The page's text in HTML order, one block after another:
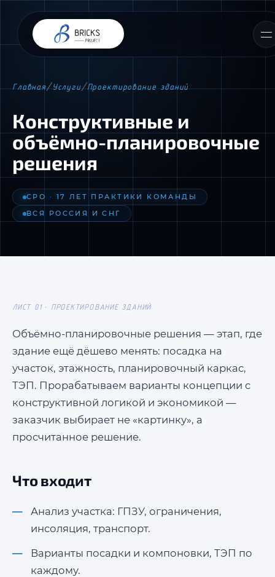
Отправить →
Главная/Услуги/Проектирование зданий
Конструктивные и
объёмно-планировочные
решения
СРО · 17 ЛЕТ ПРАКТИКИ КОМАНДЫ
ВСЯ РОССИЯ И СНГ
ЛИСТ 01 · ПРОЕКТИРОВАНИЕ ЗДАНИЙ
Объёмно-планировочные решения — этап, где
здание ещё дёшево менять: посадка на
участок, этажность, планировочный каркас,
ТЭП. Прорабатываем варианты концепции с
конструктивной логикой и экономикой —
заказчик выбирает не «картинку», а
просчитанное решение.
Что входит
Анализ участка: ГПЗУ, ограничения,
инсоляция, транспорт.
Варианты посадки и компоновки, ТЭП по
каждому.